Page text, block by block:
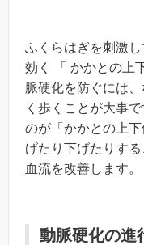
ふくらはぎを刺激
効く 「 かかとの上
脈硬化を防ぐには
く歩くことが大事
のが「かかとの上
げたり下げたりす
血流を改善します。
動脈硬化の進